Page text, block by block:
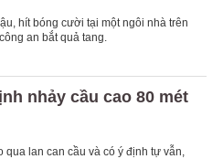
hít bóng cười tại một ngôi nhà trên
an bắt quả tang.
nhảy cầu cao 80 mét
qua lan can cầu và có ý định tự vẫn,